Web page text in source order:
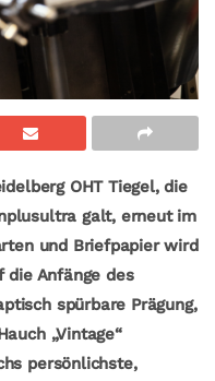
OHT Tiegel, die
galt, erneut im
und Briefpapier wird
die Anfänge des
spürbare Prägung,
„Vintage“
persönlichste,